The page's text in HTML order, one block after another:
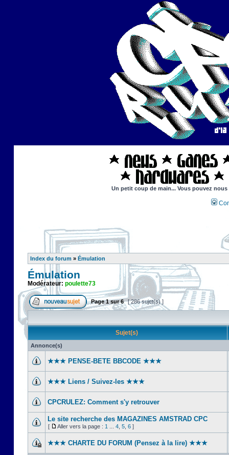
Un petit coup de main... Vous pouvez
Index du forum » Émulation
Émulation
Modérateur: poulette73
Page1sur6 [ 286 sujet(s) ]
Sujet(s)
Annonce(s)
★★★ PENSE-BETE BBCODE ★★★
★★★ Liens / Suivez-les ★★★
CPCRULEZ: Comment s'y retrouver‎
Le site recherche des MAGAZINES AMSTRAD CPC
[ Aller vers la page : 1 4 5 6 ]
★★★ CHARTE DU FORUM (Pensez à la lire) ★★★